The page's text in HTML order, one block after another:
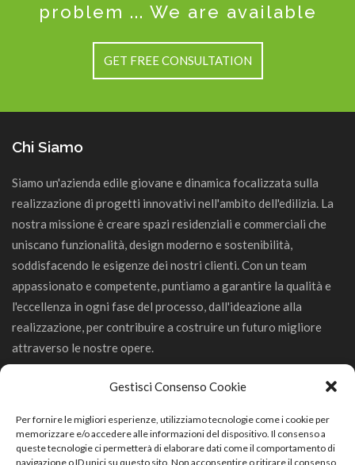
Gestisci Consenso Cookie
Per fornire le migliori esperienze, utilizziamo tecnologie come i cookie per
memorizzare e/o accedere alle informazioni del dispositivo. Il consenso a
queste tecnologie ci permetterà di elaborare dati come il comportamento di
navigazione o ID unici su questo sito. Non acconsentire o ritirare il consenso
problem ... We are available
GET FREE CONSULTATION
Chi Siamo
Siamo un'azienda edile giovane e dinamica focalizzata sulla
realizzazione di progetti innovativi nell'ambito dell'edilizia. La
nostra missione è creare spazi residenziali e commerciali che
uniscano funzionalità, design moderno e sostenibilità,
soddisfacendo le esigenze dei nostri clienti. Con un team
appassionato e competente, puntiamo a garantire la qualità e
l'eccellenza in ogni fase del processo, dall'ideazione alla
realizzazione, per contribuire a costruire un futuro migliore
attraverso le nostre opere.
GeCo Srl